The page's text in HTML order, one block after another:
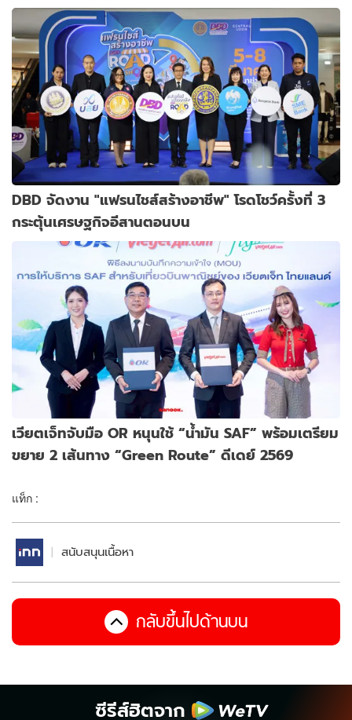
DBD จัดงาน "แฟรนไชส์สร้างอาชีพ" โรดโชว์ครั้งที่ 3
กระตุ้นเศรษฐกิจอีสานตอนบน
เวียตเจ็ทจับมือ OR หนุนใช้ “น้ำมัน SAF” พร้อมเตรียม
ขยาย 2 เส้นทาง “Green Route” ดีเดย์ 2569
แท็ก :
สนับสนุนเนื้อหา
กลับขึ้นไปด้านบน
ซีรีส์ฮิตจาก